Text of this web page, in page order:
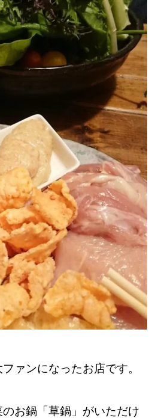
ァンになったお店です。
お鍋「草鍋」がいただけ